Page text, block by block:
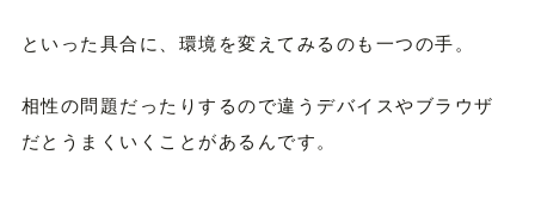
といった具合に、環境を変えてみるのも一つの手。
相性の問題だったりするので違うデバイスやブラウザ
だとうまくいくことがあるんです。